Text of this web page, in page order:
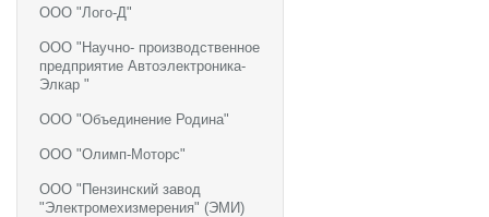
ООО "Лого-Д"
ООО "Научно- производственное
предприятие Автоэлектроника-
Элкар "
ООО "Объединение Родина"
ООО "Олимп-Моторс"
ООО "Пензинский завод
"Электромехизмерения" (ЭМИ)